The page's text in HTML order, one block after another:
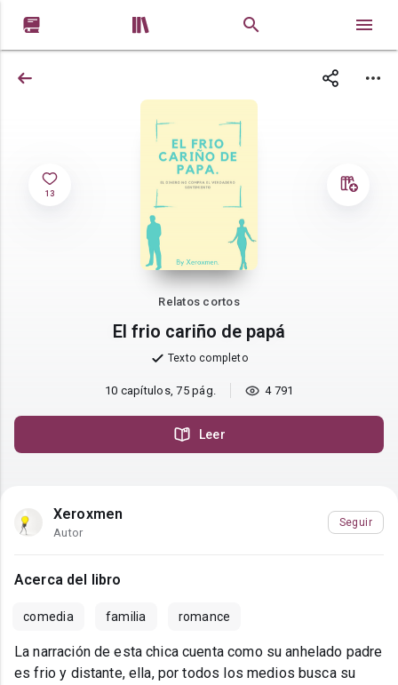
 
13
Relatos cortos
El frio cariño de papá
Texto completo
10 capítulos, 75 pág. 4 791
Leer
Xeroxmen
Autor
Seguir
Acerca del libro
comedia familia romance
La narración de esta chica cuenta como su anhelado padre
es frio y distante, ella, por todos los medios busca su